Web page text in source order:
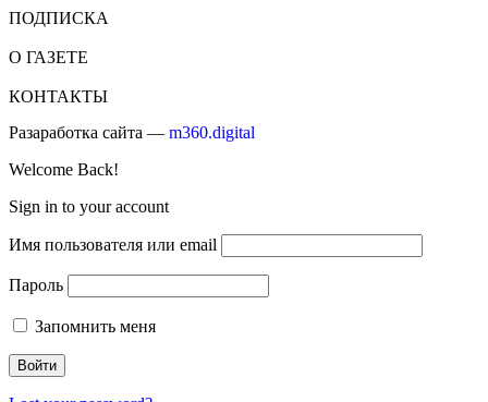
ПОДПИСКА
О ГАЗЕТЕ
КОНТАКТЫ
Разаработка сайта — m360.digital
Welcome Back!
Sign in to your account
Имя пользователя или email
Пароль
Запомнить меня